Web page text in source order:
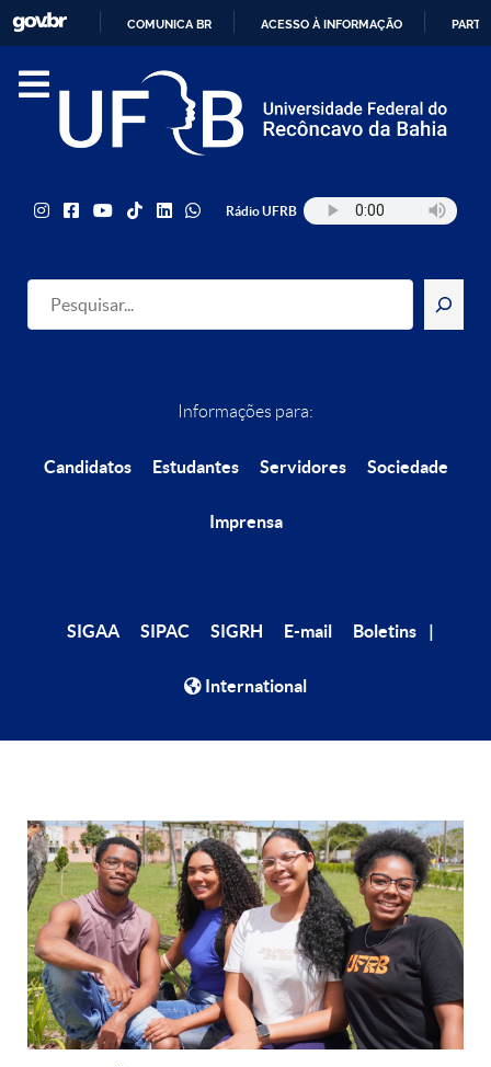
PARA
COMUNICA BR ACESSO À INFORMAÇÃO
Informações para:
Candidatos Estudantes Servidores Sociedade
Imprensa
SIGAA SIPAC SIGRH E-mail Boletins
International
Rádio UFRB
Pesquisar